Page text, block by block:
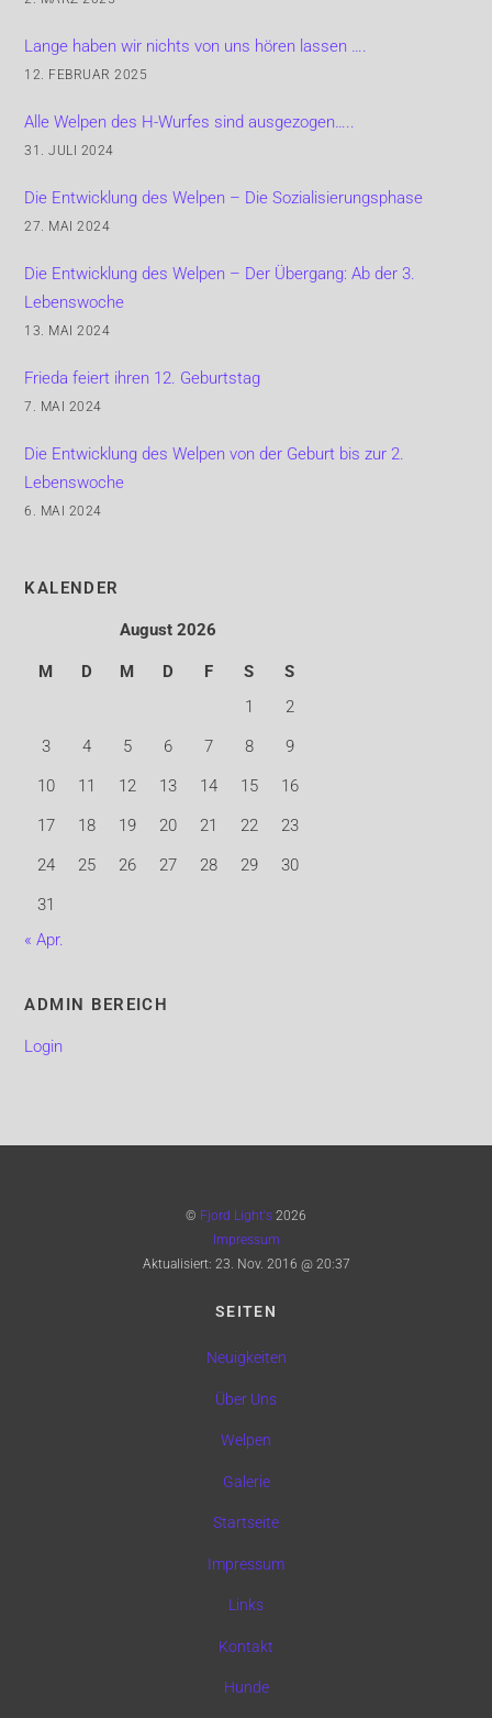
Lange haben wir nichts von uns hören lassen ….
12. FEBRUAR 2025
Alle Welpen des H-Wurfes sind ausgezogen…..
31. JULI 2024
Die Entwicklung des Welpen – Die Sozialisierungsphase
27. MAI 2024
Die Entwicklung des Welpen – Der Übergang: Ab der 3.
Lebenswoche
13. MAI 2024
Frieda feiert ihren 12. Geburtstag
7. MAI 2024
Die Entwicklung des Welpen von der Geburt bis zur 2.
Lebenswoche
6. MAI 2024
KALENDER
August 2026
M D M D F S
S
1
2
3
4 5 6 7 8
9
10
11 12 13 14 15
16
17
18 19 20 21 22
23
24
25 26 27 28 29
30
31
« Apr.
ADMIN BEREICH
Login
© Fjord Light's 2026
Impressum
Aktualisiert: 23. Nov. 2016 @ 20:37
SEITEN
Neuigkeiten
Über Uns
Welpen
Galerie
Startseite
Impressum
Links
Kontakt
Hunde